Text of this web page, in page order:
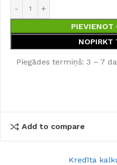
PIEVIENOT
NOPIRKT
Piegādes termiņš: 3 – 7
Add to compare
Kredīta